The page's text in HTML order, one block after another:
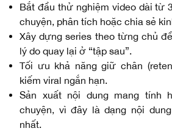
Bắt đầu thử nghiệm video dài từ
chuyện, phân tích hoặc chia sẻ
Xây dựng series theo từng chủ
lý do quay lại ở “tập sau”.
Tối ưu khả năng giữ chân
kiếm viral ngắn hạn.
Sản xuất nội dung mang tính
chuyện, vì đây là dạng nội
nhất.